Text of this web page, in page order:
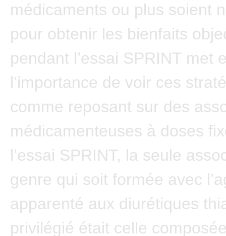
médicaments ou plus soient
pour obtenir les bienfaits
pendant l’essai SPRINT met
l’importance de voir ces
comme reposant sur des
médicamenteuses à doses
l’essai SPRINT, la seule
genre qui soit formée avec
apparenté aux diurétiques
privilégié était celle